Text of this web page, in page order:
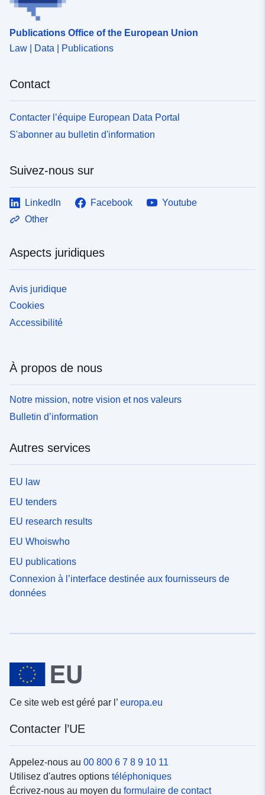
uriRef:
120066022-srv-b4c6e67f-d221-
codelist/SpatialDataServiceType/
Publications Office of the European Union
Law | Data | Publications
Contact
Contacter l’équipe European Data Portal
S'abonner au bulletin d'information
Suivez-nous sur
LinkedIn Facebook
Youtube
Other
Aspects juridiques
Avis juridique
Cookies
Accessibilité
À propos de nous
Notre mission, notre vision et nos valeurs
Bulletin d’information
Autres services
EU law
EU tenders
EU research results
EU Whoiswho
EU publications
Connexion à l’interface destinée aux fournisseurs de
données
Ce site web est géré par l’ europa.eu
Contacter l’UE
Appelez-nous au 00 800 6 7 8 9 10 11
Utilisez d'autres options téléphoniques
Écrivez-nous au moyen du formulaire de contact